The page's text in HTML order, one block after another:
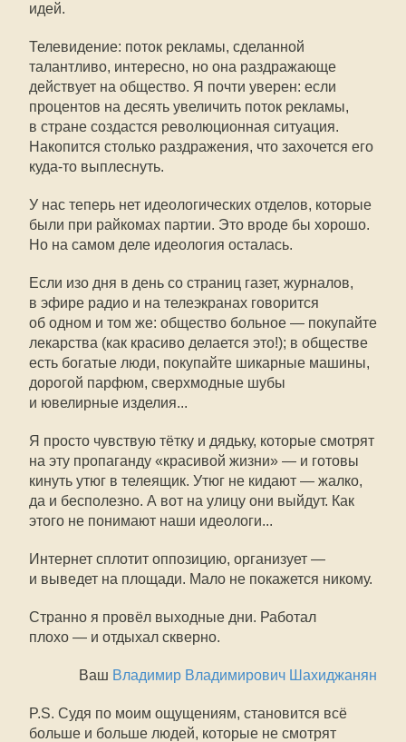
идей.
Телевидение: поток рекламы, сделанной
талантливо, интересно, но она раздражающе
действует на общество. Я почти уверен: если
процентов на десять увеличить поток рекламы,
в стране создастся революционная ситуация.
Накопится столько раздражения, что захочется его
куда-то выплеснуть.
У нас теперь нет идеологических отделов, которые
были при райкомах партии. Это вроде бы хорошо.
Но на самом деле идеология осталась.
Если изо дня в день со страниц газет, журналов,
в эфире радио и на телеэкранах говорится
об одном и том же: общество больное — покупайте
лекарства (как красиво делается это!); в обществе
есть богатые люди, покупайте шикарные машины,
дорогой парфюм, сверхмодные шубы
и ювелирные изделия...
Я просто чувствую тётку и дядьку, которые смотрят
на эту пропаганду «красивой жизни» — и готовы
кинуть утюг в телеящик. Утюг не кидают — жалко,
да и бесполезно. А вот на улицу они выйдут. Как
этого не понимают наши идеологи...
Интернет сплотит оппозицию, организует —
и выведет на площади. Мало не покажется никому.
Странно я провёл выходные дни. Работал
плохо — и отдыхал скверно.
Ваш Владимир Владимирович Шахиджанян
P.S. Судя по моим ощущениям, становится всё
больше и больше людей, которые не смотрят